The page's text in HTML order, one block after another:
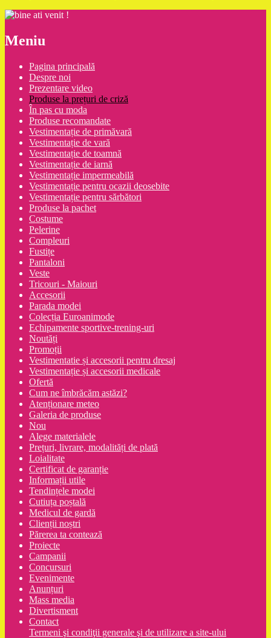
Meniu
Pagina principală
Despre noi
Prezentare video
Produse la prețuri de criză
În pas cu moda
Produse recomandate
Vestimentație de primăvară
Vestimentație de vară
Vestimentație de toamnă
Vestimentație de iarnă
Vestimentație impermeabilă
Vestimentație pentru ocazii deosebite
Vestimentație pentru sărbători
Produse la pachet
Costume
Pelerine
Compleuri
Fustițe
Pantaloni
Veste
Tricouri - Maiouri
Accesorii
Parada modei
Colecția Euroanimode
Echipamente sportive-trening-uri
Noutăți
Promoții
Vestimentatie și accesorii pentru dresaj
Vestimentație și accesorii medicale
Ofertă
Cum ne îmbrăcăm astăzi?
Atenționare meteo
Galeria de produse
Nou
Alege materialele
Prețuri, livrare, modalități de plată
Loialitate
Certificat de garanție
Informații utile
Tendințele modei
Cutiuța poștală
Medicul de gardă
Clienții noștri
Părerea ta contează
Proiecte
Campanii
Concursuri
Evenimente
Anunțuri
Mass media
Divertisment
Contact
Termeni şi condiţii generale şi de utilizare a site-ului